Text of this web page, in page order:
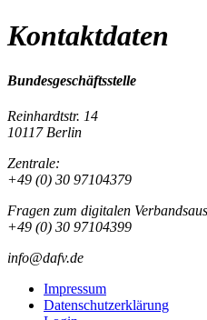
Kontaktdaten
Bundesgeschäftsstelle
Reinhardtstr. 14
10117 Berlin
Zentrale:
+49 (0) 30 97104379
Fragen zum digitalen
+49 (0) 30 97104399
info@dafv.de
Impressum
Datenschutzerklärung